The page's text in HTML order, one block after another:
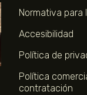
Normativa para
Accesibilidad
Política de
Política
contratación